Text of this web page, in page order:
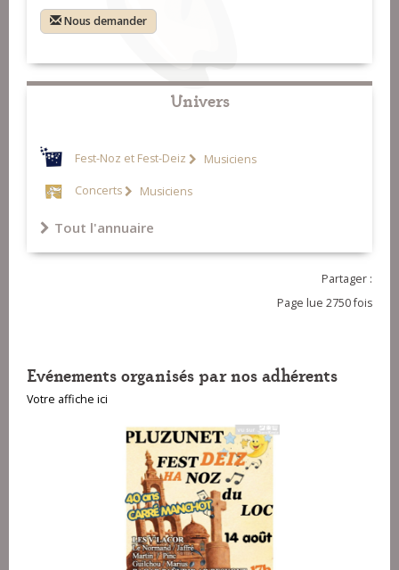
Nous demander
Univers
Fest-Noz et Fest-Deiz Musiciens
Concerts Musiciens
Tout l'annuaire
Partager :
Page lue 2750 fois
Evénements organisés par nos adhérents
Votre affiche ici